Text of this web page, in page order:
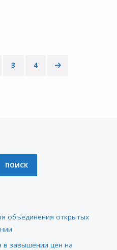
3 4
ПОИСК
объединения открытых
в завышении цен на